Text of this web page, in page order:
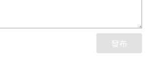
發布